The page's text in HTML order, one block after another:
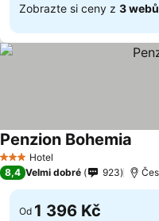
Zobrazte si ceny z 3 webů
3 Počet hvězdiček
Hotel
Penzion Bohemia
8,4 Velmi dobré 923
Od 1 396 Kč